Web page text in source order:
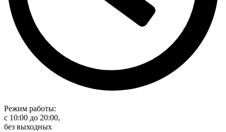
Режим работы:
с 10:00 до 20:00,
без выходных